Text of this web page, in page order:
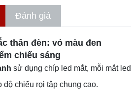
Đánh giá
thân đèn: vỏ màu đen
chiếu sáng
sử dụng chíp led mắt, mỗi mắt
độ chiếu rọi tập chung cao.